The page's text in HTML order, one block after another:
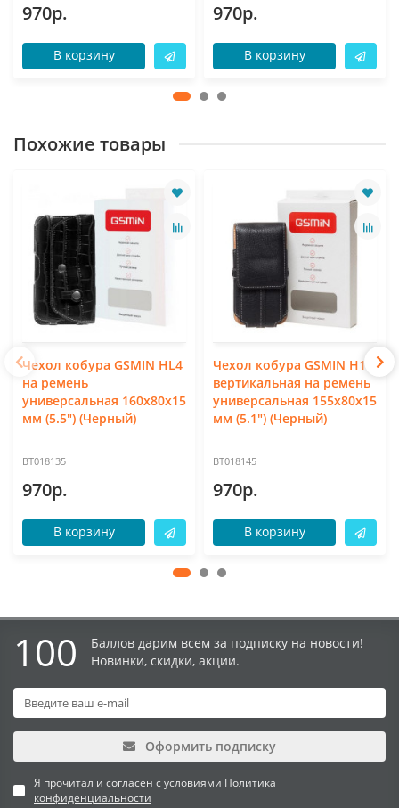
970р.
В корзину
970р.
В корзину
Похожие товары
Чехол кобура GSMIN HL4
на ремень
универсальная 160x80x15
мм (5.5") (Черный)
BT018135
970р.
В корзину
Чехол кобура GSMIN H10
вертикальная на ремень
универсальная 155x80x15
мм (5.1") (Черный)
BT018145
970р.
В корзину
100
Баллов дарим всем за подписку на новости!
Новинки, скидки, акции.
Оформить подписку
Я прочитал и согласен с условиями Политика
конфиденциальности